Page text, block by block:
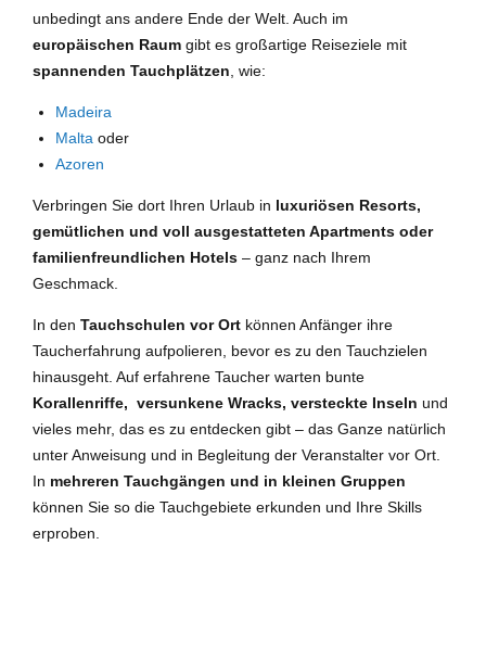
unbedingt ans andere Ende der Welt. Auch im
europäischen Raum gibt es großartige Reiseziele mit
spannenden Tauchplätzen , wie:
Madeira
Malta oder
Azoren
Verbringen Sie dort Ihren Urlaub in luxuriösen Resorts,
gemütlichen und voll ausgestatteten Apartments oder
familienfreundlichen Hotels – ganz nach Ihrem
Geschmack.
In den Tauchschulen vor Ort können Anfänger ihre
Taucherfahrung aufpolieren, bevor es zu den Tauchzielen
hinausgeht. Auf erfahrene Taucher warten bunte
Korallenriffe, versunkene Wracks, versteckte Inseln und
vieles mehr, das es zu entdecken gibt – das Ganze natürlich
unter Anweisung und in Begleitung der Veranstalter vor Ort.
In mehreren Tauchgängen und in kleinen Gruppen
können Sie so die Tauchgebiete erkunden und Ihre Skills
erproben.